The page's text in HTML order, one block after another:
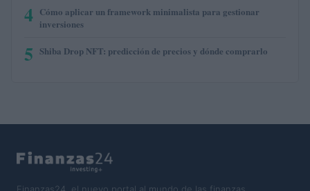
4 Cómo aplicar un framework minimalista para gestionar
inversiones
5 Shiba Drop NFT: predicción de precios y dónde comprarlo